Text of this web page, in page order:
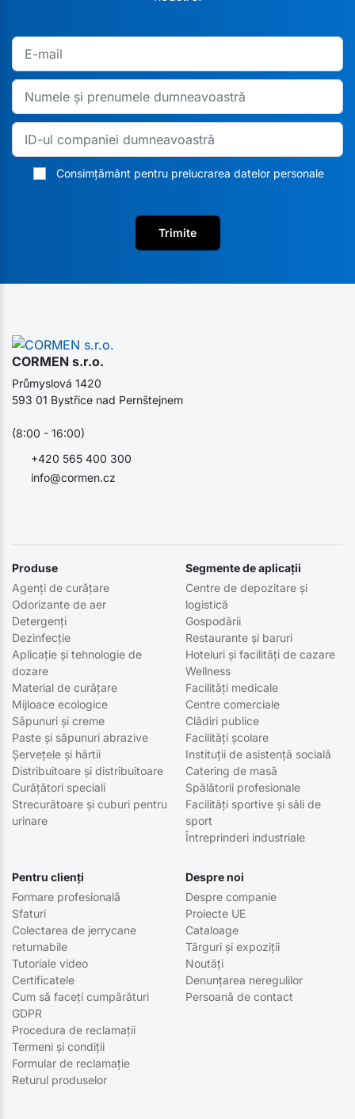
Consimțământ pentru prelucrarea datelor personale
Trimite
CORMEN s.r.o.
info@cormen.cz
+420 565 400 300
Průmyslová 1420
593 01 Bystřice nad Pernštejnem
(8:00 - 16:00)
Produse
Agenți de curățare
Odorizante de aer
Detergenți
Dezinfecție
Aplicație și tehnologie de
dozare
Material de curățare
Mijloace ecologice
Săpunuri și creme
Paste și săpunuri abrazive
Șervețele și hârtii
Distribuitoare și distribuitoare
Curățători speciali
Strecurătoare și cuburi pentru
urinare
Segmente de aplicații
Centre de depozitare și
logistică
Gospodării
Restaurante și baruri
Hoteluri și facilități de cazare
Wellness
Facilități medicale
Centre comerciale
Clădiri publice
Facilități școlare
Instituții de asistență socială
Catering de masă
Spălătorii profesionale
Facilități sportive și săli de
sport
Întreprinderi industriale
Pentru clienți
Formare profesională
Sfaturi
Colectarea de jerrycane
returnabile
Tutoriale video
Certificatele
Cum să faceți cumpărături
GDPR
Procedura de reclamații
Termeni și condiții
Formular de reclamație
Returul produselor
Despre noi
Despre companie
Proiecte UE
Cataloage
Târguri și expoziții
Noutăți
Denunțarea neregulilor
Persoană de contact